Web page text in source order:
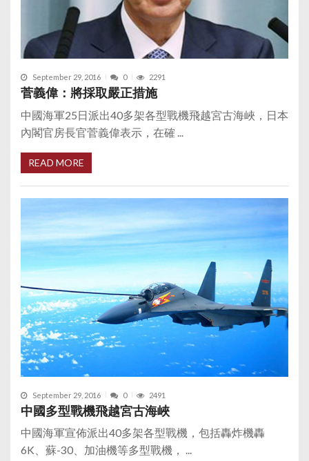
September 29, 2016 0 2291
菅義偉：將採取嚴正措施
中國海軍25日派出40多架各型戰機飛越宮古海峽，日本
內閣官房長官菅義偉表示，在確 ...
READ MORE
September 29, 2016 0 2491
中國多型戰機飛越宮古海峽
中國海軍宣佈派出40多架各型戰機，包括轟炸機轟
6K、蘇-30、加油機等多型戰機， ...